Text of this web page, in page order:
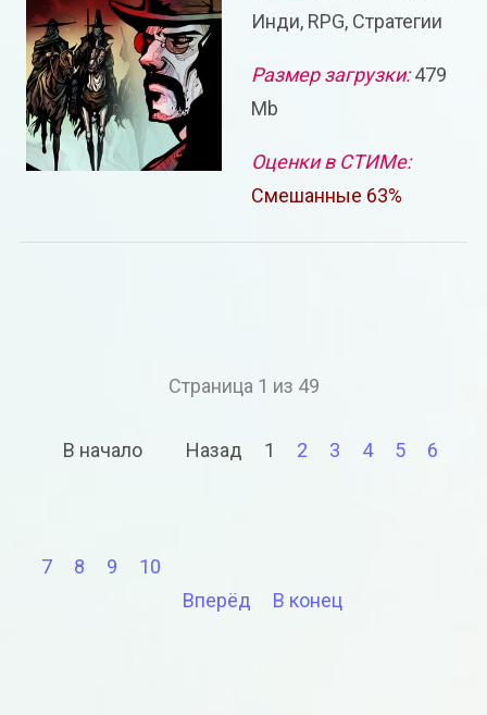
Инди, RPG, Стратегии
Размер загрузки:479
Mb
Оценки в СТИМе:
Смешанные 63%
В начало Назад 1 2 3 4 5 6
7 8 9
10
Вперёд
В конец
Страница 1 из 49